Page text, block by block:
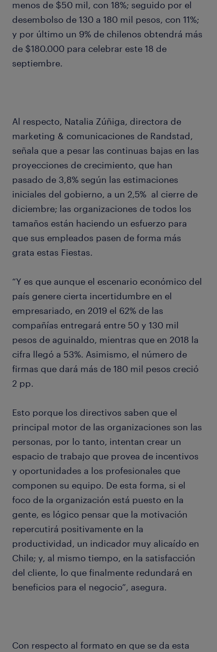
menos de $50 mil, con 18%; seguido por el
desembolso de 130 a 180 mil pesos, con 11%;
y por último un 9% de chilenos obtendrá más
de $180.000 para celebrar este 18 de
septiembre.
Al respecto, Natalia Zúñiga, directora de
marketing & comunicaciones de Randstad,
señala que a pesar las continuas bajas en las
proyecciones de crecimiento, que han
pasado de 3,8% según las estimaciones
iniciales del gobierno, a un 2,5% al cierre de
diciembre; las organizaciones de todos los
tamaños están haciendo un esfuerzo para
que sus empleados pasen de forma más
grata estas Fiestas.
“Y es que aunque el escenario económico del
país genere cierta incertidumbre en el
empresariado, en 2019 el 62% de las
compañías entregará entre 50 y 130 mil
pesos de aguinaldo, mientras que en 2018 la
cifra llegó a 53%. Asimismo, el número de
firmas que dará más de 180 mil pesos creció
2 pp.
Esto porque los directivos saben que el
principal motor de las organizaciones son las
personas, por lo tanto, intentan crear un
espacio de trabajo que provea de incentivos
y oportunidades a los profesionales que
componen su equipo. De esta forma, si el
foco de la organización está puesto en la
gente, es lógico pensar que la motivación
repercutirá positivamente en la
productividad, un indicador muy alicaído en
Chile; y, al mismo tiempo, en la satisfacción
del cliente, lo que finalmente redundará en
beneficios para el negocio”, asegura.
Con respecto al formato en que se da esta